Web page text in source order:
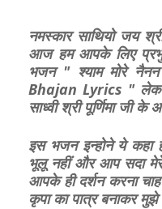
नमस्कार साथियो जय
आज हम आपके लिए प्रभु
भजन " श्याम मोरे
Bhajan Lyrics "
साध्वी श्री पूर्णिमा जी
इस भजन इन्होने ये
भूलू नहीं और आप सदा
आपके ही दर्शन करना
कृपा का पात्र बनाकर